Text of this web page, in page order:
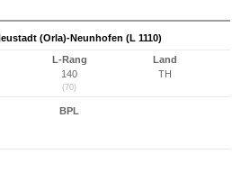
(Orla)-Neunhofen (L 1110)
L-Rang
140
(70)
Land
TH
BPL